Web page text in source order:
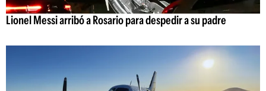
Lionel Messi arribó a Rosario para despedir a su padre